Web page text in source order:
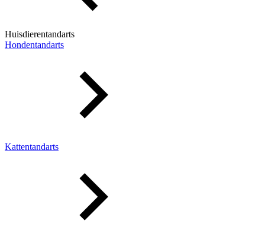
Huisdierentandarts
Hondentandarts
Kattentandarts